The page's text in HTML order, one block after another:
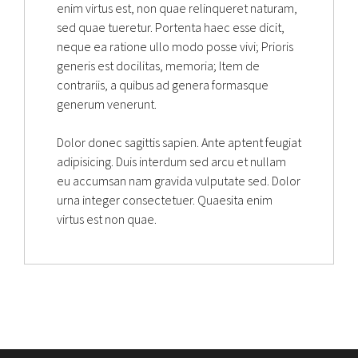
enim virtus est, non quae relinqueret naturam,
sed quae tueretur. Portenta haec esse dicit,
neque ea ratione ullo modo posse vivi; Prioris
generis est docilitas, memoria; Item de
contrariis, a quibus ad genera formasque
generum venerunt.
Dolor donec sagittis sapien. Ante aptent feugiat
adipisicing. Duis interdum sed arcu et nullam
eu accumsan nam gravida vulputate sed. Dolor
urna integer consectetuer. Quaesita enim
virtus est non quae.